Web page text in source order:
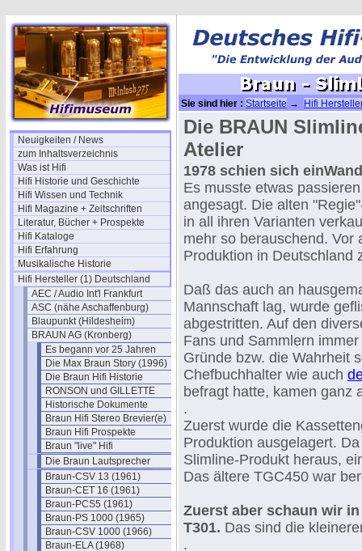
Neuigkeiten / News
zum Inhaltsverzeichnis
Was ist Hifi
Hifi Historie und Geschichte
Hifi Wissen und Technik
Hifi Magazine + Zeitschriften
Literatur, Bücher + Prospekte
Hifi Kataloge
Hifi Erfahrung
Musikalische Historie
Hifi Hersteller (1) Deutschland
AEC / Audio Int'l Frankfurt
ASC (nähe Aschaffenburg)
Blaupunkt (Hildesheim)
BRAUN AG (Kronberg)
Es begann vor 25 Jahren
Die Max Braun Story (1996)
Die Braun Hifi Historie
RONSON und GILLETTE
Historische Dokumente
Braun Hifi Stereo Brevier(e)
Braun Hifi Prospekte
Braun "live" Hifi
Die Braun Lautsprecher
Braun-CSV 13 (1961)
Braun-CET 16 (1961)
Braun-PCS5 (1961)
Braun-PS 1000 (1965)
Braun-CSV 1000 (1966)
Braun-ELA (1968)
Sie sind hier : Startseite →
Hifi
Die BRAUN
Atelier
1978 schien sich
Es musste etwas
angesagt. Die alten
in all ihren Varianten
mehr so berauschend. Vor
Produktion in Deutschland
Daß das auch an
Mannschaft lag, wurde
abgestritten. Auf den
Fans und Sammlern
Gründe bzw. die Wahrheit
Chefbuchhalter wie auch
befragt hatte, kamen ganz
.
Zuerst wurde die
Produktion ausgelagert.
Slimline-Produkt heraus,
Das ältere TGC450 war
Zuerst aber schaun wir
T301. Das sind die
.